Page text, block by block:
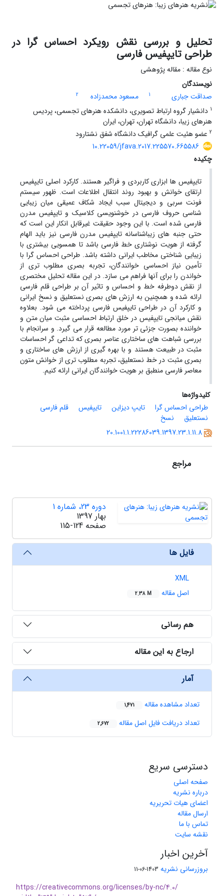
تحلیل و بررسی نقش رویکرد احساس گرا در
طراحی تایپفیس فارسی
نوع مقاله : مقاله پژوهشی
نویسندگان
صداقت جباری
1 مسعود محمدزاده
2
1 دانشیار گروه ارتباط تصویری، دانشکده هنرهای تجسمی، پردیس
هنرهای زیبا، دانشگاه تهران، تهران، ایران
2 عضو هئیت علمی گرافیک دانشگاه شفق نشتارود
10.22059/jfava.2017.225570.665586
چکیده
تایپفیس ها ابزاری کاربردی و فراگیر هستند. کارکرد اصلی تایپفیس
ارتقای خوانش و بهبود روند انتقال اطلاعات است. ظهور سیستم
فونت سربی و دیجیتال سبب ایجاد شکاف عمیقی میان زیبایی
شناسی حروف فارسی در خوشنویسی کلاسیک و تایپفیس مدرن
فارسی شده است. با این وجود حقیقت غیرقابل انکار این است که
حتی جنبه های زیباشناسانه تایپفیس مدرن فارسی نیز باید الهام
گرفته از هویت نوشتاری خط فارسی باشد تا همسویی بیشتری با
زیبایی شناختی مخاطب ایرانی داشته باشد. طراحی احساس گرا با
تأمین نیاز احساسی خوانندگان، تجربه بصری مطلوب تری از
خواندن را برای آنها فراهم می سازد. در این مقاله تحلیل مختصری
از نقش دوطرفه خط و احساس و تاثیر آن بر طراحی قلم فارسی
ارائه شده و همچنین به ارزش های بصری نستعلیق و نسخ ایرانی
و کارکرد آن در طراحی تایپفیس فارسی پرداخته می شود. بعلاوه
نقش میانجی تایپفیس در خلق ارتباط احساسی مثبت میان متن و
خواننده بصورت جزئی تر مورد مطالعه قرار می گیرد. و سرانجام با
بررسی شباهت های ساختاری عناصر بصری که تداعی گر احساسات
مثبت در طبیعت هستند و با بهره گیری از ارزش های ساختاری و
بصری مثبت در خط نستعلیق، تجربه مطلوب تری از خوانش متون
معاصر فارسی منطبق بر هویت خوانندگان ایرانی ارائه کنیم.
کلیدواژه‌ها
طراحی احساس گرا
تایپ دیزاین تایپفیس
قلم فارسی
نستعلیق
نسخ
20.1001.1.22286039.1397.23.1.11.8
مراجع
دوره 23، شماره 1
بهار 1397
صفحه 115-124
فایل ها
XML
اصل مقاله
2.38 M
هم رسانی
ارجاع به این مقاله
آمار
تعداد مشاهده مقاله 1,471
تعداد دریافت فایل اصل مقاله 2,672
دسترسی سریع
صفحه اصلی
درباره نشریه
اعضای هیات تحریریه
ارسال مقاله
تماس با ما
نقشه سایت
آخرین اخبار
بروزرسانی نشریه 1403-06-11
https://creativecommons.org/licenses/by-nc/4.0/